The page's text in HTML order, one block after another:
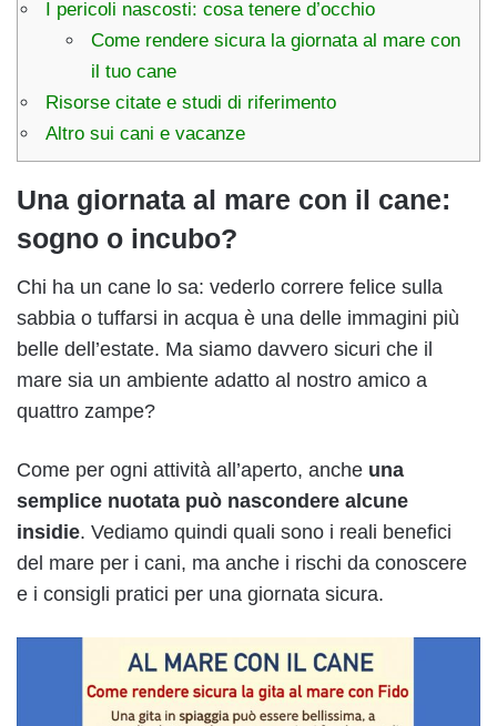
I pericoli nascosti: cosa tenere d’occhio
Come rendere sicura la giornata al mare con
il tuo cane
Risorse citate e studi di riferimento
Altro sui cani e vacanze
Una giornata al mare con il cane:
sogno o incubo?
Chi ha un cane lo sa: vederlo correre felice sulla
sabbia o tuffarsi in acqua è una delle immagini più
belle dell’estate. Ma siamo davvero sicuri che il
mare sia un ambiente adatto al nostro amico a
quattro zampe?
Come per ogni attività all’aperto, anche una
semplice nuotata può nascondere alcune
insidie. Vediamo quindi quali sono i reali benefici
del mare per i cani, ma anche i rischi da conoscere
e i consigli pratici per una giornata sicura.